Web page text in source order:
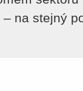
na stejný